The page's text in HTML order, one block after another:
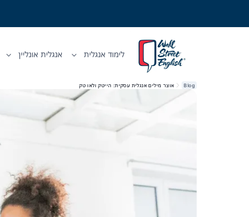
לימוד אנגלית אנגלית אונליין
Blog אוצר מילים אנגלית עסקית: הייטק ולאו טק